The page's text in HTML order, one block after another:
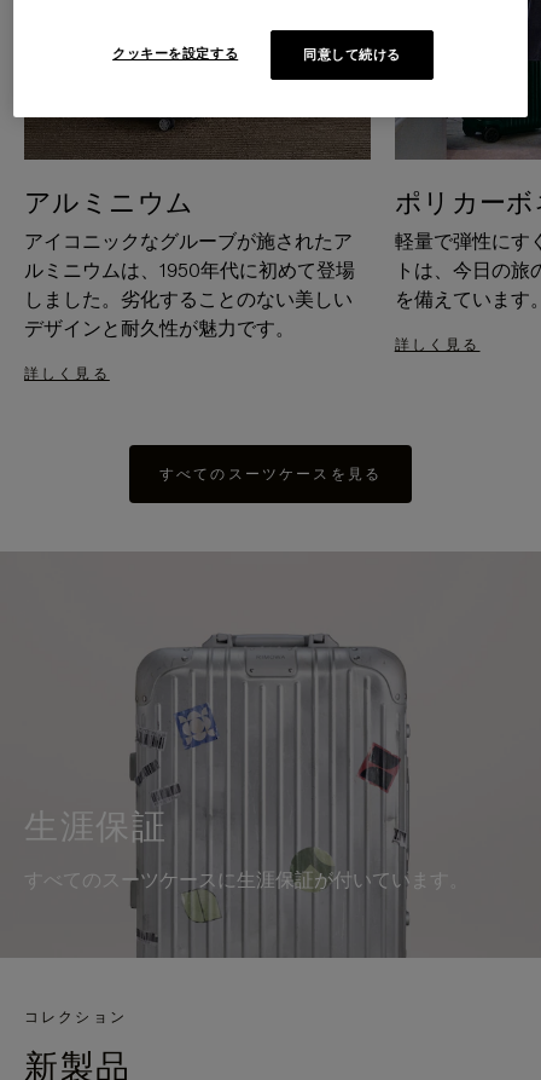
アルミニウム
アイコニックなグルーブが施されたア
ルミニウムは、1950年代に初めて登場
しました。劣化することのない美しい
デザインと耐久性が魅力です。
詳しく見る
ポリカー
軽量で弾性にす
トは、今日の
を備えています
詳しく見る
すべてのスーツケースを見る
生涯保証
すべてのスーツケースに生涯保証が付いています。
コレクション
新製品
クッキーを設定する 同意して続ける